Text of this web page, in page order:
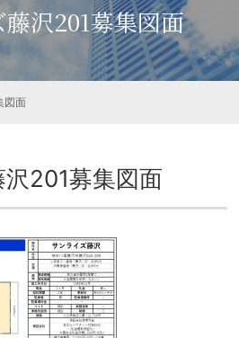
沢201募集図面
図面
201募集図面